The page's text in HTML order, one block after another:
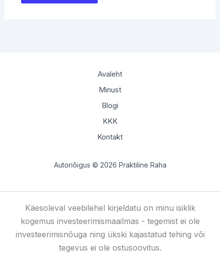
Avaleht
Minust
Blogi
KKK
Kontakt
Autoriõigus © 2026 Praktiline Raha
Käesoleval veebilehel kirjeldatu on minu isiklik
kogemus investeerimismaailmas - tegemist ei ole
investeerimisnõuga ning ükski kajastatud tehing või
tegevus ei ole ostusoovitus.